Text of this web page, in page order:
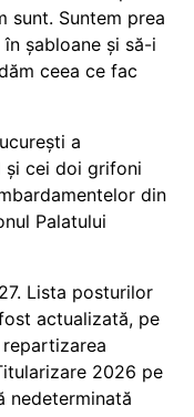
sunt. Suntem prea
șabloane și să-i
ceea ce fac
a
și cei doi grifoni
din
Palatului
Lista posturilor
actualizată, pe
2026 pe
nedeterminată